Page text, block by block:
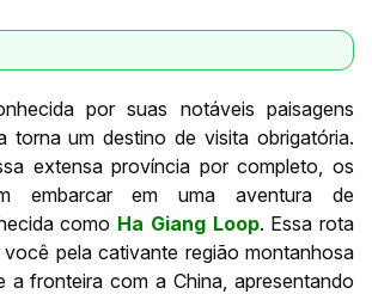
por suas notáveis paisagens
torna um destino de visita obrigatória.
extensa província por completo, os
embarcar em uma aventura de
como Ha Giang Loop. Essa rota
pela cativante região montanhosa
a fronteira com a China, apresentando